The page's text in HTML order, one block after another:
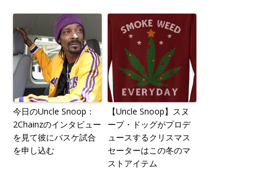
今日のUncle Snoop：
2Chainzのインタビュー
を見て彼にバスケ試合
を申し込む
【Uncle Snoop】スヌ
ープ・ドッグがプロデ
ュースするクリスマス
セーターはこの冬のマ
ストアイテム